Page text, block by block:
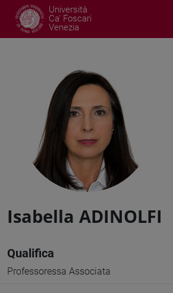
Università
Ca' Foscari
Venezia
Isabella ADINOLFI
Qualifica
Professoressa Associata